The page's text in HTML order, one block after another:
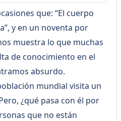
de
vida
que: “El cuerpo
y en un noventa por
muestra lo que muchas
de conocimiento en el
absurdo.
mundial visita un
¿qué pasa con él por
que no están